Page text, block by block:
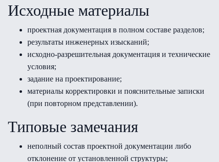
Исходные материалы
проектная документация в полном составе разделов;
результаты инженерных изысканий;
исходно-разрешительная документация и технические
условия;
задание на проектирование;
материалы корректировки и пояснительные записки
(при повторном представлении).
Типовые замечания
неполный состав проектной документации либо
отклонение от установленной структуры;